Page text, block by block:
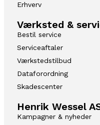
Erhverv
Værksted &
Bestil service
Serviceaftaler
Værkstedstilbud
Dataforordning
Skadescenter
Henrik Wessel
Kampagner & nyheder